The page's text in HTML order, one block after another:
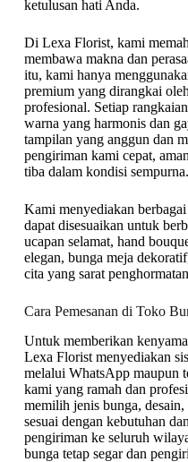
ketulusan hati Anda.
Di Lexa Florist, kami
membawa makna dan
itu, kami hanya
premium yang dirangkai
profesional. Setiap
warna yang harmonis dan
tampilan yang anggun dan
pengiriman kami cepat,
tiba dalam kondisi sempurna.
Kami menyediakan
dapat disesuaikan untuk
ucapan selamat, hand
elegan, bunga meja
cita yang sarat
Cara Pemesanan di Toko
Untuk memberikan
Lexa Florist menyediakan
melalui WhatsApp maupun
kami yang ramah dan
memilih jenis bunga,
sesuai dengan kebutuhan
pengiriman ke seluruh
bunga tetap segar dan